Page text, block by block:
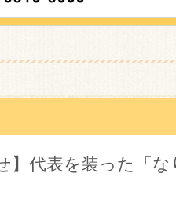
】代表を装った「